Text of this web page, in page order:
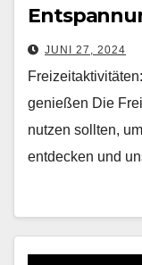
JUNI 27, 2024
genießen Die
nutzen sollten,
entdecken und